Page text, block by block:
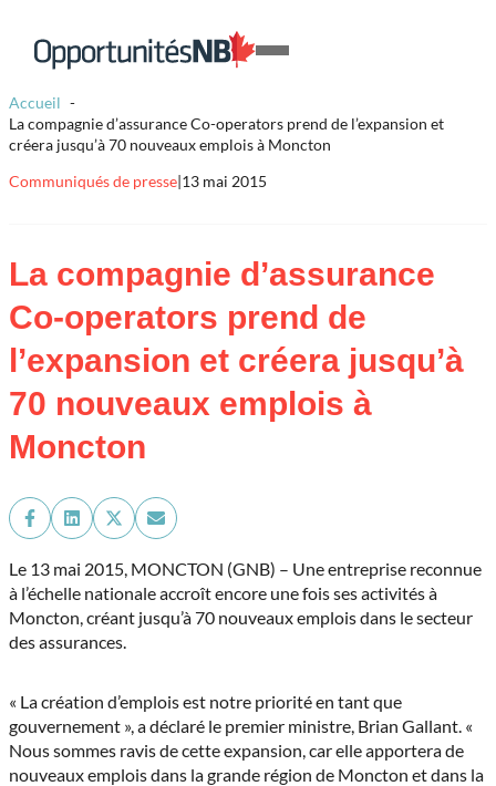
Skip to content
Lien
page
Open
Accueil
La compagnie d’assurance Co-operators prend de l’expansion et
créera jusqu’à 70 nouveaux emplois à Moncton
La compagnie d’assurance
Co-operators prend de
l’expansion et créera jusqu’à
70 nouveaux emplois à
Moncton
Communiqués de presse|13 mai 2015
Share
on
Facebook
Share
on
LinkedIn
Share
on
X
(Twitter)
Share
on
Email
Le 13 mai 2015, MONCTON (GNB) – Une entreprise reconnue
à l’échelle nationale accroît encore une fois ses activités à
Moncton, créant jusqu’à 70 nouveaux emplois dans le secteur
des assurances.
« La création d’emplois est notre priorité en tant que
gouvernement », a déclaré le premier ministre, Brian Gallant. «
Nous sommes ravis de cette expansion, car elle apportera de
nouveaux emplois dans la grande région de Moncton et dans la